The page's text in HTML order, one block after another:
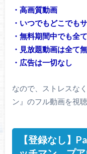
・高画質動画
・いつでもどこでも
・無料期間中でも全
・見放題動画は全て
・広告は一切なし
なので、ストレスな
ン』のフル動画を視
【登録なし】